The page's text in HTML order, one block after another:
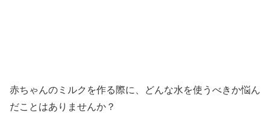
赤ちゃんのミルクを作る際に、どんな水を使うべきか悩ん
だことはありませんか？